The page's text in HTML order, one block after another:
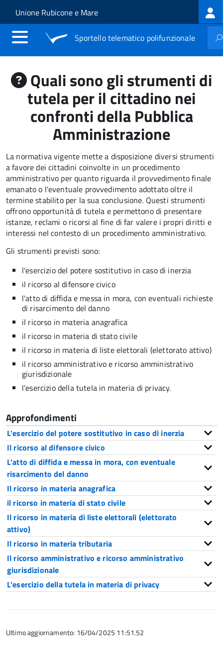
Salta al contenuto principale
Skip to site navigation
Unione Rubicone e Mare
Sportello telematico polifunzionale
Quali sono gli strumenti di
tutela per il cittadino nei
confronti della Pubblica
Amministrazione
La normativa vigente mette a disposizione diversi strumenti
a favore dei cittadini coinvolte in un procedimento
amministrativo per quanto riguarda il provvedimento finale
emanato o l'eventuale provvedimento adottato oltre il
termine stabilito per la sua conclusione. Questi strumenti
offrono opportunità di tutela e permettono di presentare
istanze, reclami o ricorsi al fine di far valere i propri diritti e
interessi nel contesto di un procedimento amministrativo.
Gli strumenti previsti sono:
l'esercizio del potere sostitutivo in caso di inerzia
il ricorso al difensore civico
l'atto di diffida e messa in mora, con eventuali richieste
di risarcimento del danno
il ricorso in materia anagrafica
il ricorso in materia di stato civile
il ricorso in materia di liste elettorali (elettorato attivo)
il ricorso amministrativo e ricorso amministrativo
giurisdizionale
l'esercizio della tutela in materia di privacy.
Approfondimenti
L'esercizio del potere sostitutivo in caso di inerzia
Il ricorso al difensore civico
L'atto di diffida e messa in mora, con eventuale
risarcimento del danno
Il ricorso in materia anagrafica
il ricorso in materia di stato civile
Il ricorso in materia di liste elettorali (elettorato
attivo)
Il ricorso in materia tributaria
Il ricorso amministrativo e ricorso amministrativo
giurisdizionale
L'esercizio della tutela in materia di privacy
Ultimo aggiornamento: 16/04/2025 11:51.52